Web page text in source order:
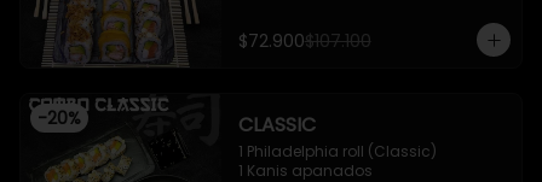
$72.900$107.100
-20% CLASSIC
1 Philadelphia roll (Classic)
1 Kanis apanados